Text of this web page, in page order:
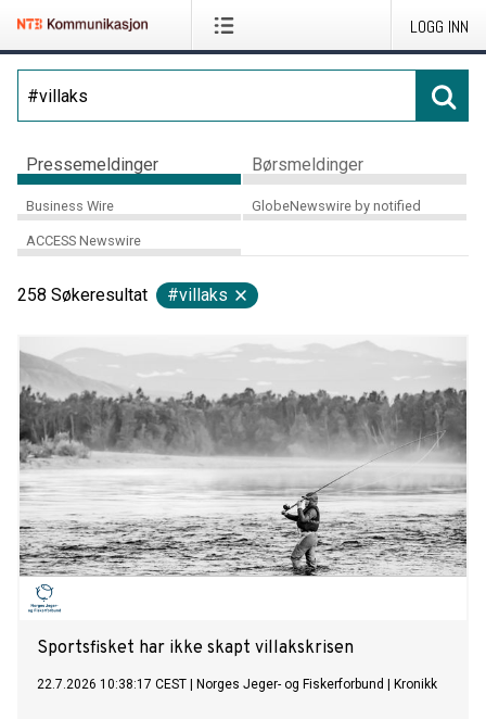
LOGG INN
Pressemeldinger Børsmeldinger
Business Wire GlobeNewswire by notified
ACCESS Newswire
258 Søkeresultat #villaks
Sportsfisket har ikke skapt villakskrisen
22.7.2026 10:38:17 CEST Norges Jeger- og Fiskerforbund Kronikk